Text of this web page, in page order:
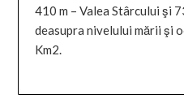
410 m – Valea Stârcului şi
deasupra nivelului mării şi
Km2.